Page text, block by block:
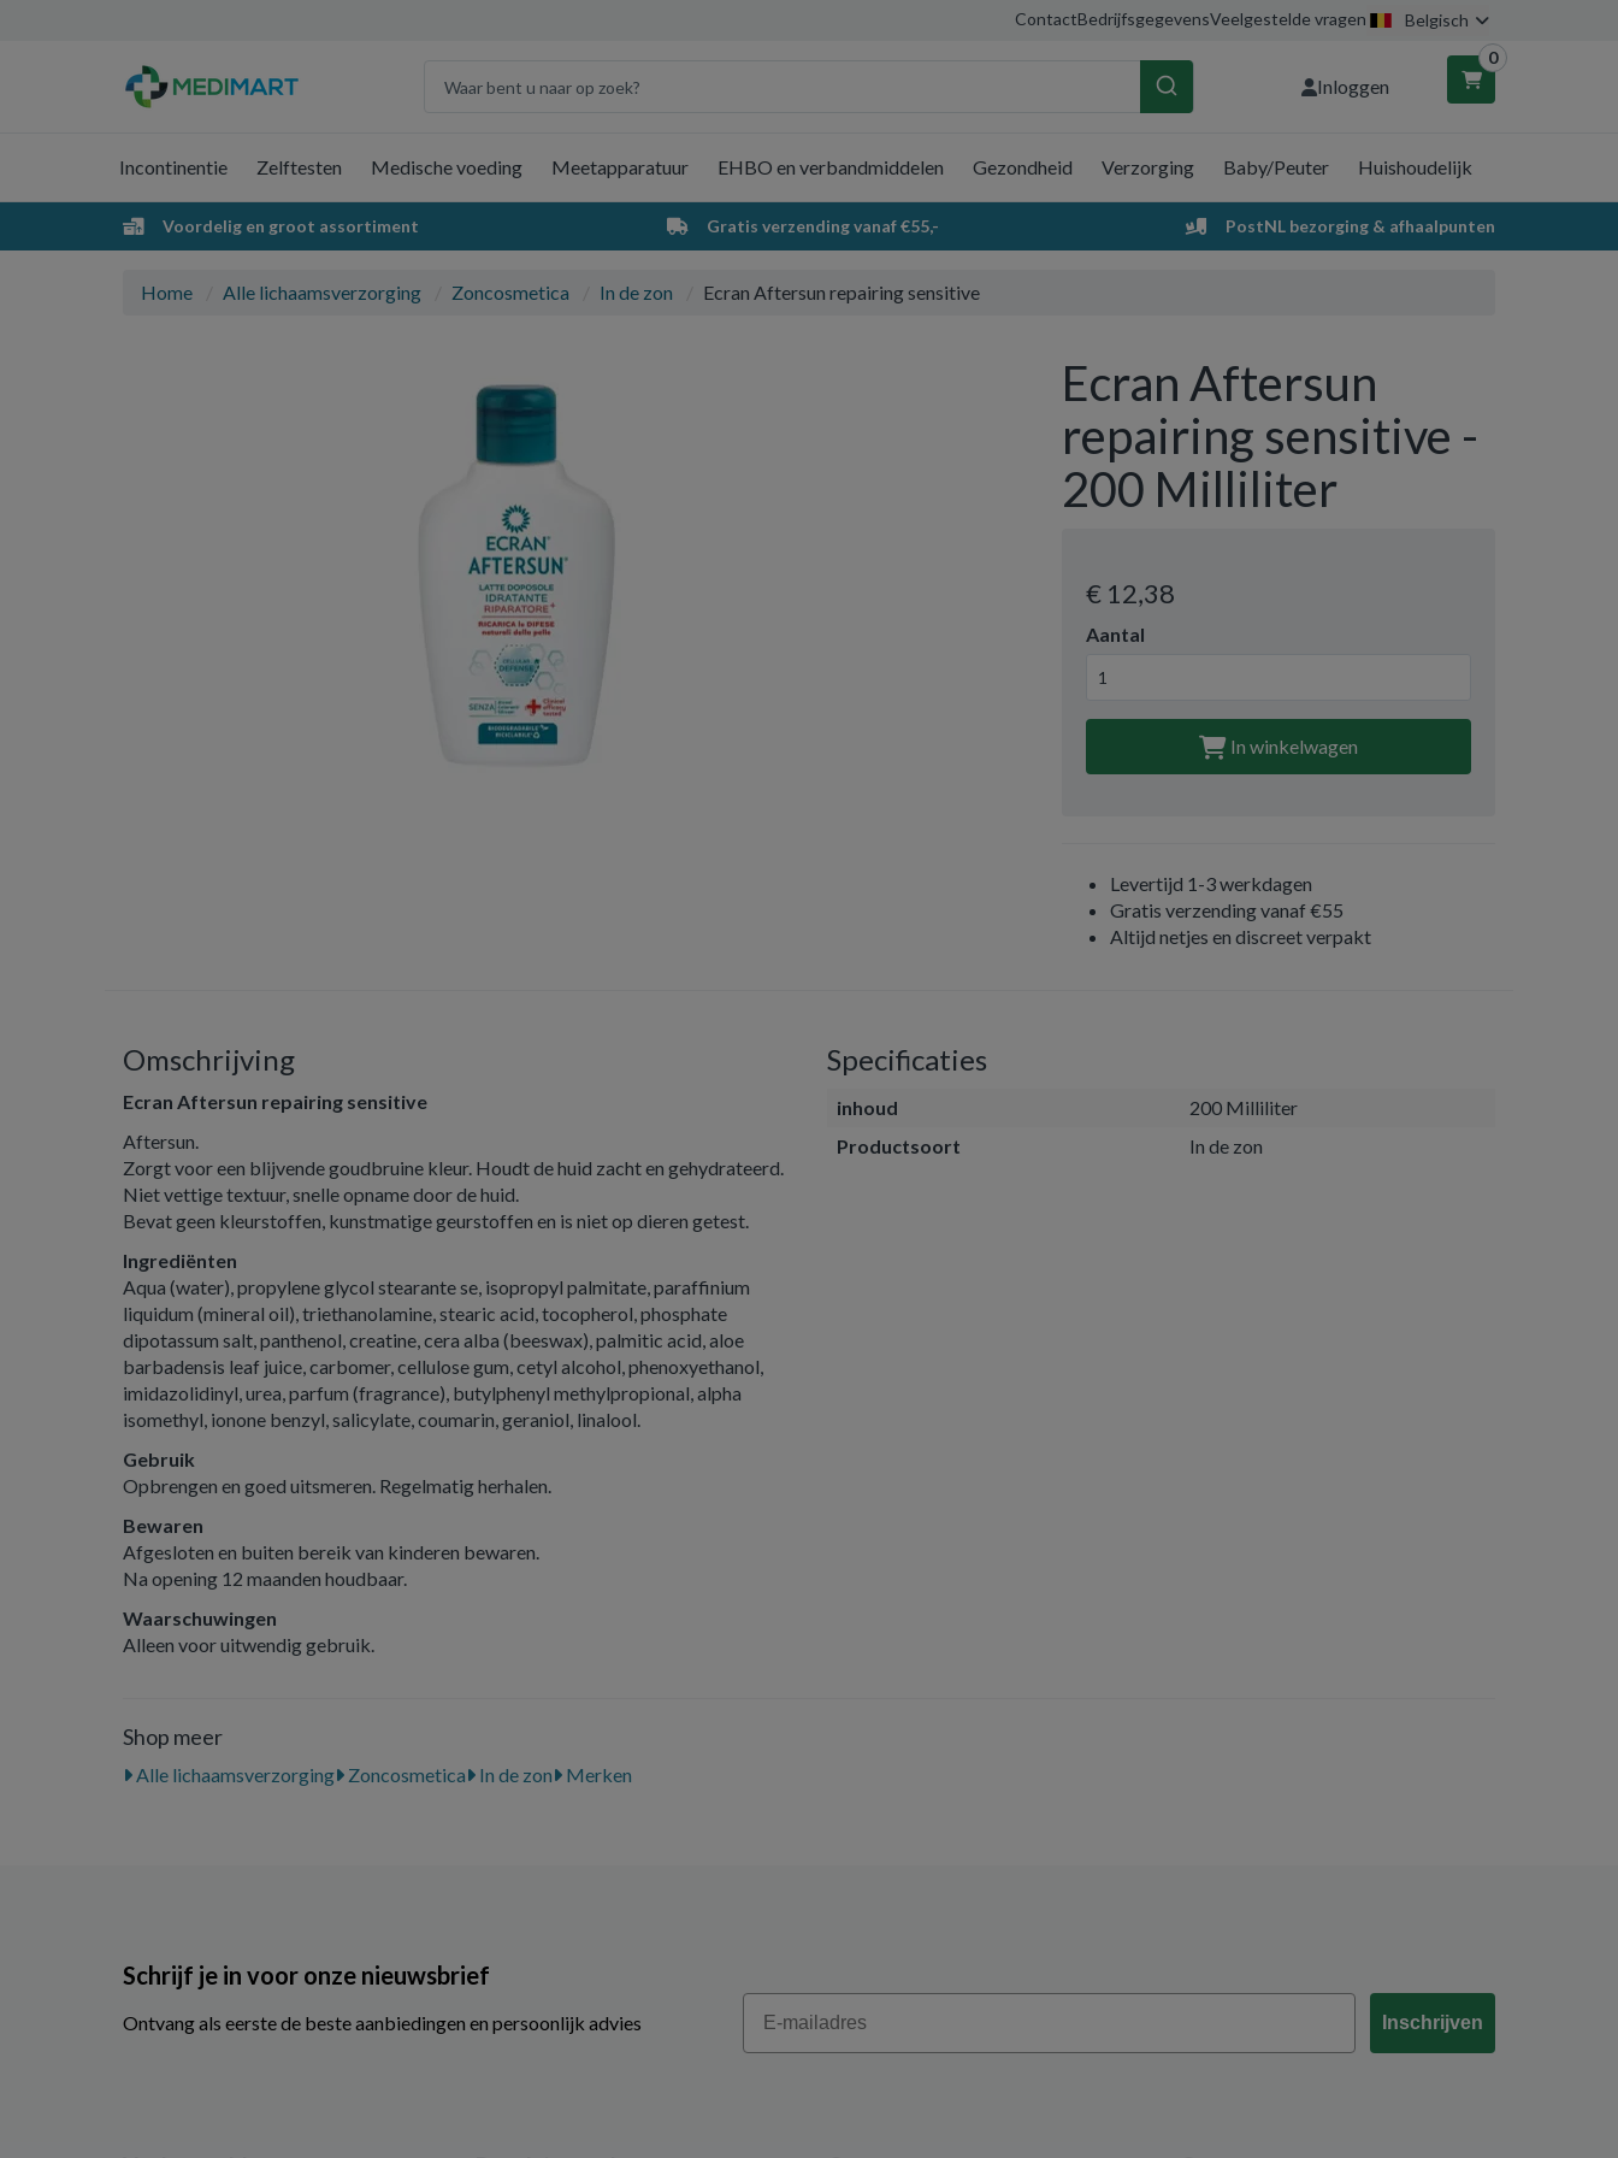
ContactBedrijfsgegevensVeelgestelde vragen Belgisch
Inloggen
0
Winkelwagen
Incontinentie Zelftesten Medische voeding Meetapparatuur EHBO en verbandmiddelen Gezondheid Verzorging Baby/Peuter Huishoudelijk
Voordelig en groot assortiment Gratis verzending vanaf €55,- PostNL bezorging & afhaalpunten
Home Alle lichaamsverzorging Zoncosmetica In de zon Ecran Aftersun repairing sensitive
Ecran Aftersun
repairing sensitive -
200 Milliliter
€ 12,38
Aantal
In winkelwagen
Levertijd 1-3 werkdagen
Gratis verzending vanaf €55
Altijd netjes en discreet verpakt
Omschrijving
Ecran Aftersun repairing sensitive
Aftersun.
Zorgt voor een blijvende goudbruine kleur. Houdt de huid zacht en gehydrateerd.
Niet vettige textuur, snelle opname door de huid.
Bevat geen kleurstoffen, kunstmatige geurstoffen en is niet op dieren getest.
Ingrediënten
Aqua (water), propylene glycol stearante se, isopropyl palmitate, paraffinium
liquidum (mineral oil), triethanolamine, stearic acid, tocopherol, phosphate
dipotassum salt, panthenol, creatine, cera alba (beeswax), palmitic acid, aloe
barbadensis leaf juice, carbomer, cellulose gum, cetyl alcohol, phenoxyethanol,
imidazolidinyl, urea, parfum (fragrance), butylphenyl methylpropional, alpha
isomethyl, ionone benzyl, salicylate, coumarin, geraniol, linalool.
Gebruik
Opbrengen en goed uitsmeren. Regelmatig herhalen.
Bewaren
Afgesloten en buiten bereik van kinderen bewaren.
Na opening 12 maanden houdbaar.
Waarschuwingen
Alleen voor uitwendig gebruik.
Specificaties
inhoud
200 Milliliter
Productsoort
In de zon
Shop meer
Alle lichaamsverzorging Zoncosmetica In de zon Merken
Schrijf je in voor onze nieuwsbrief
Ontvang als eerste de beste aanbiedingen en persoonlijk advies
Email
Inschrijven